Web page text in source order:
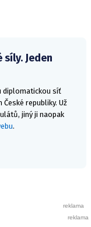
Jeden
diplomatickou síť
republiky. Už
jiný ji naopak
.